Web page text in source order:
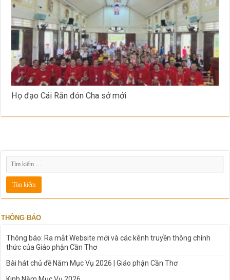
Họ đạo Cái Rắn đón Cha sở mới
THÔNG BÁO
Thông báo: Ra mắt Website mới và các kênh truyền thông chính
thức của Giáo phận Cần Thơ
Bài hát chủ đề Năm Mục Vụ 2026 | Giáo phận Cần Thơ